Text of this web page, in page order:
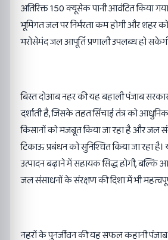
अतिरिक्त 150 क्यूसेक पानी आवंटित किया
भूमिगत जल पर निर्भरता कम होगी और शहर
भरोसेमंद जल आपूर्ति प्रणाली उपलब्ध हो
बिस्त दोआब नहर की यह बहाली पंजाब
दर्शाती है, जिसके तहत सिंचाई तंत्र को आधुनिक
किसानों को मजबूत किया जा रहा है और जल
टिकाऊ प्रबंधन को सुनिश्चित किया जा रहा
उत्पादन बढ़ाने में सहायक सिद्ध होगी, बल्कि
जल संसाधनों के संरक्षण की दिशा में भी
नहरों के पुनर्जीवन की यह सफल कहानी